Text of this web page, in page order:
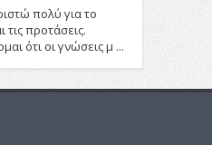
πολύ για το
τις προτάσεις.
ότι οι γνώσεις μ ...